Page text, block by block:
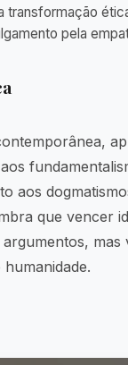
transformação
pela
aos
que vencer
mas